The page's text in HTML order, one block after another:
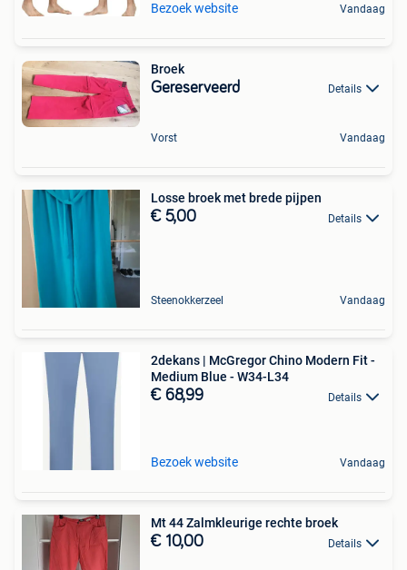
Bezoek website Vandaag
Broek
Gereserveerd Details
Vorst Vandaag
Losse broek met brede pijpen
€ 5,00 Details
Steenokkerzeel Vandaag
2dekans | McGregor Chino Modern Fit -
Medium Blue - W34-L34
€ 68,99 Details
Bezoek website Vandaag
Mt 44 Zalmkleurige rechte broek
€ 10,00 Details